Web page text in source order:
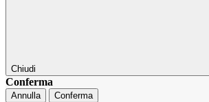
Chiudi
Conferma
Annulla Conferma